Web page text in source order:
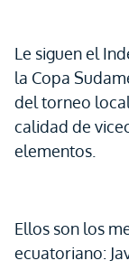
Le siguen el
la Copa
del torneo
calidad de
elementos.
Ellos son los
ecuatoriano: